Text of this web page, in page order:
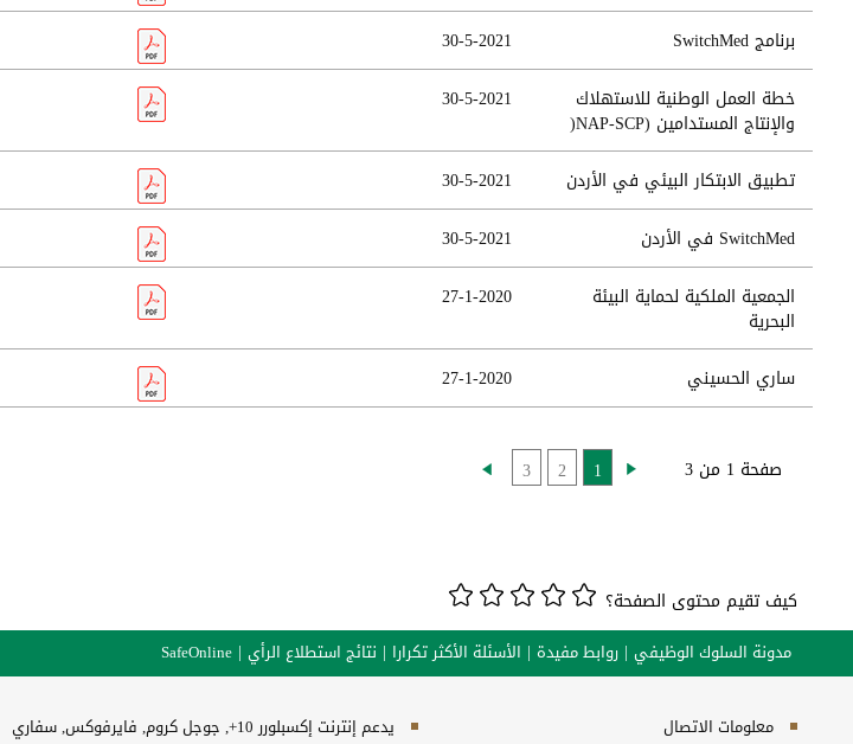
برنامج SwitchMed
30-5-2021
خطة العمل الوطنية للاستهلاك
والإنتاج المستدامين (NAP-SCP(
30-5-2021
تطبيق الابتكار البيئي في الأردن 30-5-2021
SwitchMed في الأردن
30-5-2021
الجمعية الملكية لحماية البيئة
البحرية
27-1-2020
ساري الحسيني 27-1-2020
صفحة 1 من 3 1
2
3
كيف تقيم محتوى الصفحة؟
مدونة السلوك الوظيفي روابط مفيدة الأسئلة الأكثر تكرارا نتائج استطلاع الرأي SafeOnline
معلومات الاتصال يدعم إنترنت إكسبلورر 10+, جوجل كروم, فايرفوكس, سفاري